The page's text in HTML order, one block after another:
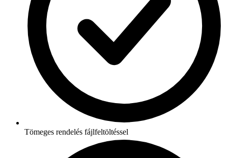
Tömeges rendelés fájlfeltöltéssel